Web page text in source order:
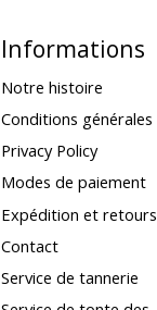
Informations
Notre histoire
Conditions générales
Privacy Policy
Modes de paiement
Expédition et retours
Contact
Service de tannerie